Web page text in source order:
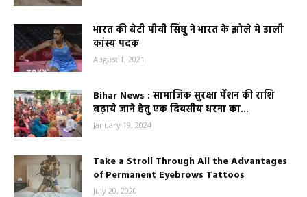
भारत की बेटी पीवी सिंधु ने भारत के झोले मे डाली
कांस्य पदक
August 1, 2021
Bihar News : सामाजिक सुरक्षा पेंशन की राशि
बढ़ाये जाने हेतु एक दिवसीय धरना का...
January 19, 2024
Take a Stroll Through All the Advantages
of Permanent Eyebrows Tattoos
July 20, 2020